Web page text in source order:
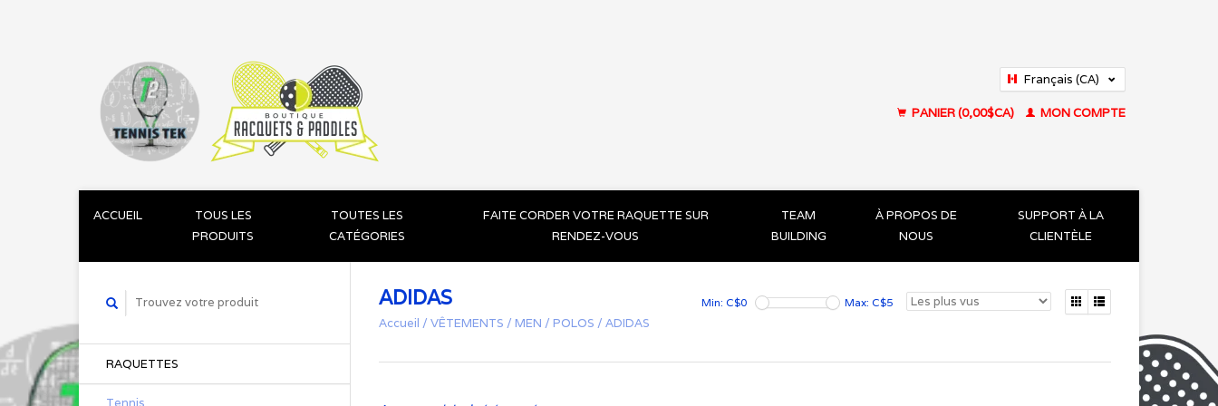
Français (CA)
PANIER (0,00$CA)
MON COMPTE
ACCUEIL
TOUS LES
PRODUITS
TOUTES LES
CATÉGORIES
FAITE CORDER VOTRE RAQUETTE SUR
RENDEZ-VOUS
TEAM
BUILDING
À PROPOS DE
NOUS
SUPPORT À LA
CLIENTÈLE
RAQUETTES
Tennis
ADIDAS
Accueil / VÊTEMENTS / MEN / POLOS / ADIDAS
Min: C$0 Max: C$5